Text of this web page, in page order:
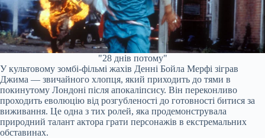
"28 днів потому"
У культовому зомбі-фільмі жахів Денні Бойла Мерфі зіграв
Джима — звичайного хлопця, який приходить до тями в
покинутому Лондоні після апокаліпсису. Він переконливо
проходить еволюцію від розгубленості до готовності битися за
виживання. Це одна з тих ролей, яка продемонструвала
природний талант актора грати персонажів в екстремальних
обставинах.